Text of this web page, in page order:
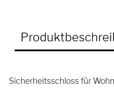
Sicherheitsschloss für